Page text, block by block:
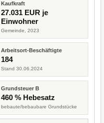
Kaufkraft
27.031 EUR je
Einwohner
Gemeinde, 2023
Arbeitsort-Beschäftigte
184
Stand 30.06.2024
Grundsteuer B
460 % Hebesatz
bebaute/bebaubare Grundstücke